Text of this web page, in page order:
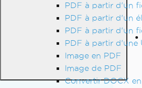
PDF à partir d'un
PDF à partir d'un
PDF à partir d'un
PDF à partir d'une
Image en PDF
Image de PDF
Convertir DOCX